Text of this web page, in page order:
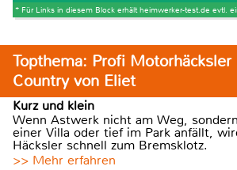
* Für Links in diesem Block erhält heimwerker-test.de evtl.
Topthema: Profi
Country von Eliet
Kurz und klein
Wenn Astwerk nicht am Weg,
einer Villa oder tief im Park anfällt,
Häcksler schnell zum Bremsklotz.
>> Mehr erfahren